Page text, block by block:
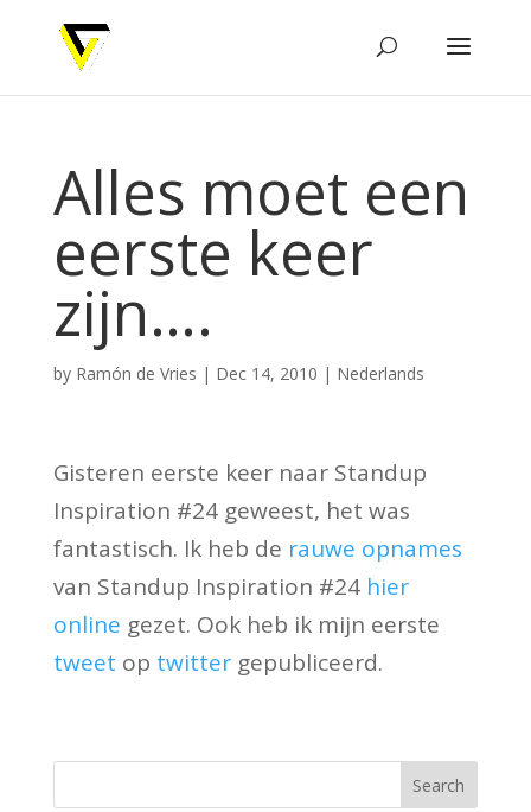
Alles moet een
eerste keer
zijn….
by Ramón de Vries | Dec 14, 2010 | Nederlands
Gisteren eerste keer naar Standup
Inspiration #24 geweest, het was
fantastisch. Ik heb de rauwe opnames
van Standup Inspiration #24 hier
online gezet. Ook heb ik mijn eerste
tweet op twittergepubliceerd.